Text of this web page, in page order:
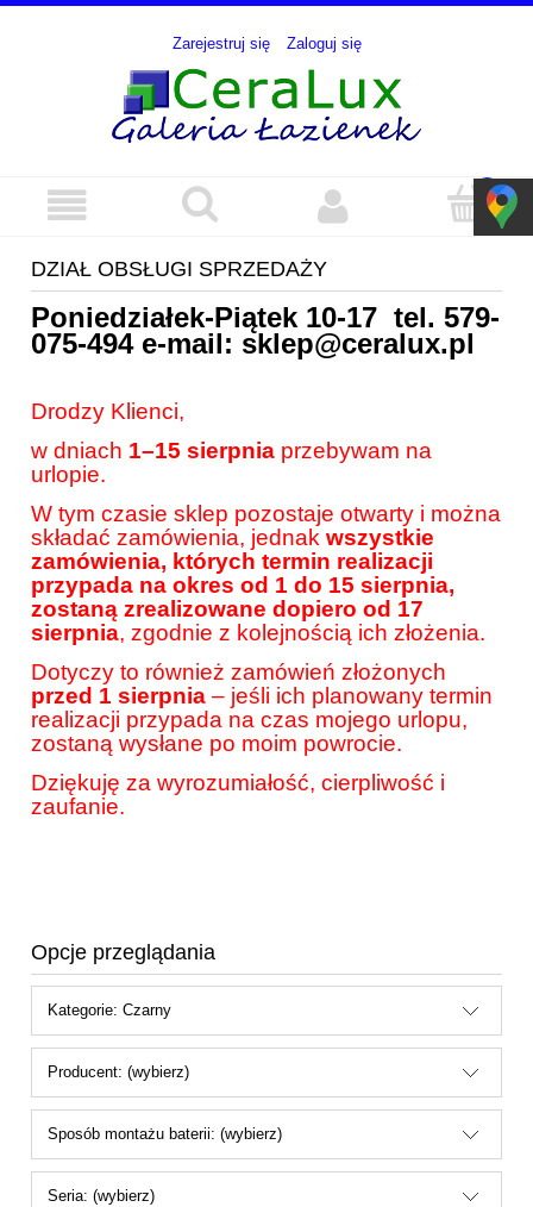
Zarejestruj się Zaloguj się
DZIAŁ OBSŁUGI SPRZEDAŻY
Poniedziałek-Piątek 10-17 tel. 579-
075-494e-mail: sklep@ceralux.pl
Drodzy Klienci,
w dniach 1–15 sierpnia przebywam na
urlopie.
W tym czasie sklep pozostaje otwarty i można
składać zamówienia, jednak wszystkie
zamówienia, których termin realizacji
przypada na okres od 1 do 15 sierpnia,
zostaną zrealizowane dopiero od 17
sierpnia, zgodnie z kolejnością ich złożenia.
Dotyczy to również zamówień złożonych
przed 1 sierpnia – jeśli ich planowany termin
realizacji przypada na czas mojego urlopu,
zostaną wysłane po moim powrocie.
Dziękuję za wyrozumiałość, cierpliwość i
zaufanie.
Opcje przeglądania
Kategorie: Czarny
Producent: (wybierz)
Sposób montażu baterii: (wybierz)
Seria: (wybierz)